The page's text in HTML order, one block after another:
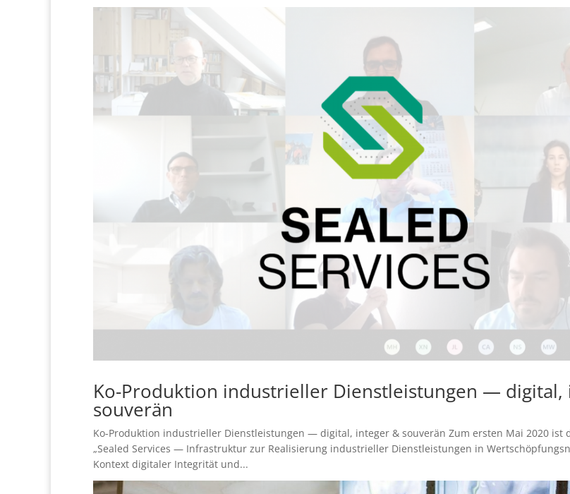
Ko-Produktion industrieller Dienstleistungen — digital,
souverän
Ko-Produktion industrieller Dienstleistungen — digital, integer & souverän Zum ersten Mai 2020 ist
„Sealed Services — Infrastruktur zur Realisierung industrieller Dienstleistungen in
Kontext digitaler Integrität und...